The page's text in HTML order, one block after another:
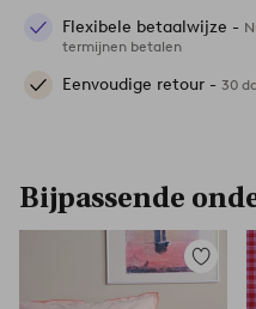
Flexibele betaalwijze -
termijnen betalen
Eenvoudige retour - 30
Bijpassende
aan